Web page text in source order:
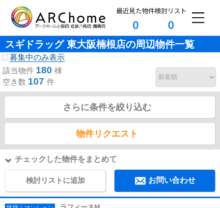
最近見た物件
0
検討リスト
0
スギドラッグ 東大阪楠根店の周辺物件一覧
募集中のみ表示
該当物件 180 棟
空き数 107 件
さらに条件を絞り込む
物件リクエスト
チェックした物件をまとめて
検討リストに追加 お問い合わせ